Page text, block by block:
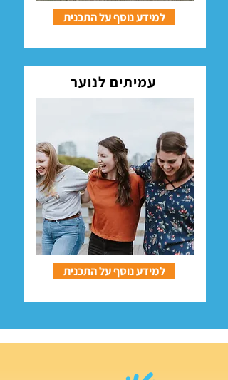
למידע נוסף על התכנית
למידע נוסף על התכנית
עמיתים לנוער